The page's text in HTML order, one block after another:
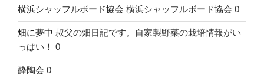
横浜シャッフルボード協会 横浜シャッフルボード協会 0
畑に夢中 叔父の畑日記です。自家製野菜の栽培情報がい
っぱい！ 0
酔陶会 0